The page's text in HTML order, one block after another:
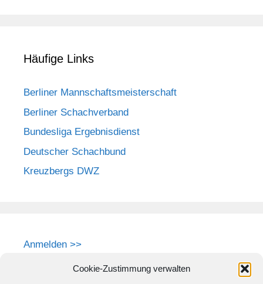
Cookie-Zustimmung verwalten
Häufige Links
Berliner Mannschaftsmeisterschaft
Berliner Schachverband
Bundesliga Ergebnisdienst
Deutscher Schachbund
Kreuzbergs DWZ
Anmelden >>